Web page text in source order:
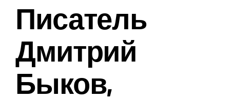
Писатель
Дмитрий
Быков,